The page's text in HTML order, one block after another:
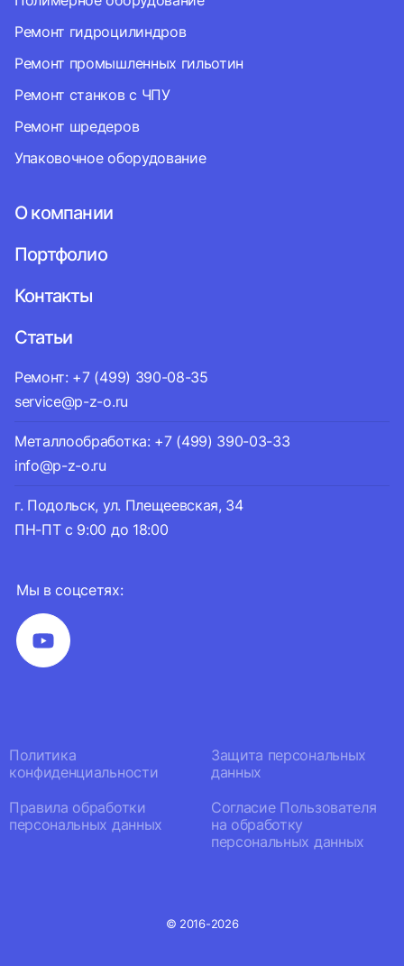
Мы в соцсетях:
Ремонт гидроцилиндров
Ремонт промышленных гильотин
Ремонт станков с ЧПУ
Ремонт шредеров
Упаковочное оборудование
О компании
Портфолио
Контакты
Статьи
Ремонт: +7 (499) 390-08-35
service@p-z-o.ru
Металлообработка: +7 (499) 390-03-33
info@p-z-o.ru
г. Подольск, ул. Плещеевская, 34
ПН-ПТ с 9:00 до 18:00
Политика
конфиденциальности
Защита персональных
данных
Правила обработки
персональных данных
Согласие Пользователя
на обработку
персональных данных
© 2016-2026